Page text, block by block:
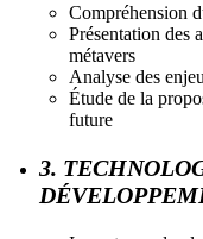
Compréhension
Présentation des
métavers
Analyse des
Étude de la
future
3.